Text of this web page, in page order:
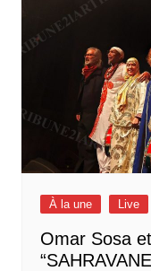
À la une Live
Omar Sosa